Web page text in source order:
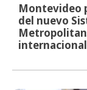
Montevideo
del nuevo
internacional